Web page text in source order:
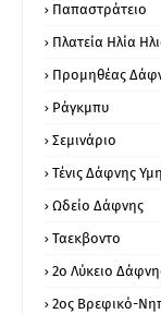
Παπαστράτειο
Πλατεία Ηλία
Προμηθέας
Ράγκμπυ
Σεμινάριο
Τένις Δάφνης
Ωδείο Δάφνης
Ταεκβοντο
2ο Λύκειο
2ος Βρεφικό-